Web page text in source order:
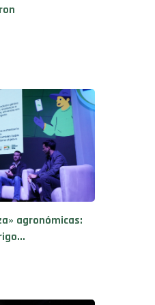
agronómicas: